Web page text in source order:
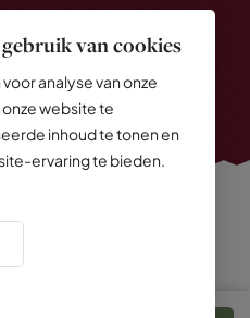
van cookies
analyse van onze
website te
inhoud te tonen en
ervaring te bieden.